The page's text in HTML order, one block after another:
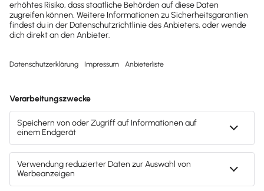
lexware-onlineschulungen@haufe-
lexware.com